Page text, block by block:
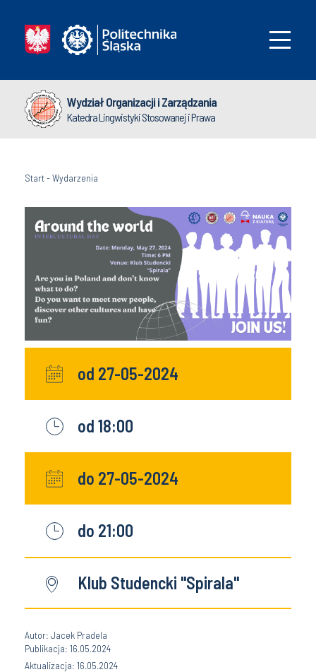
Wydział Organizacji i Zarządzania
Katedra Lingwistyki Stosowanej i Prawa
Start-Wydarzenia
od 27-05-2024
od 18:00
do 27-05-2024
do 21:00
Klub Studencki "Spirala"
Autor: Jacek Pradela
Publikacja: 16.05.2024
Aktualizacja: 16.05.2024